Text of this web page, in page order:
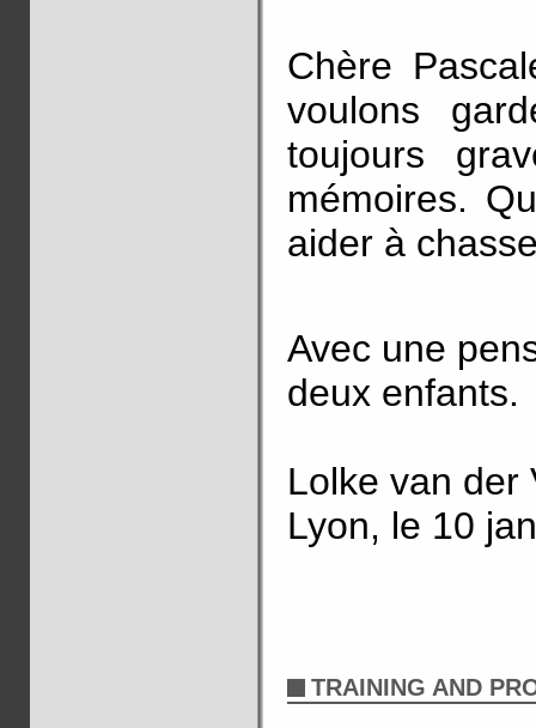
Chère
voulons
toujours
mémoires.
aider à
Avec une
deux enfants.
Lolke van der
Lyon, le 10
TRAINING AND